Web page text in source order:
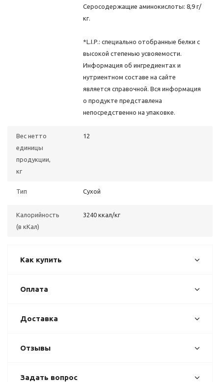
Серосодержащие аминокислоты: 8,9 г/
кг.
*L.I.P.: специально отобранные белки с
высокой степенью усвояемости.
Информация об ингредиентах и
нутриентном составе на сайте
является справочной. Вся информация
о продукте представлена
непосредственно на упаковке.
Вес нетто
единицы
продукции,
кг
12
Тип Сухой
Калорийность
(в кКал)
3240 ккал/кг
Как купить
Оплата
Доставка
Отзывы
Задать вопрос